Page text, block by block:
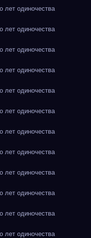
лет одиночества
лет одиночества
лет одиночества
лет одиночества
лет одиночества
лет одиночества
лет одиночества
лет одиночества
лет одиночества
лет одиночества
лет одиночества
лет одиночества